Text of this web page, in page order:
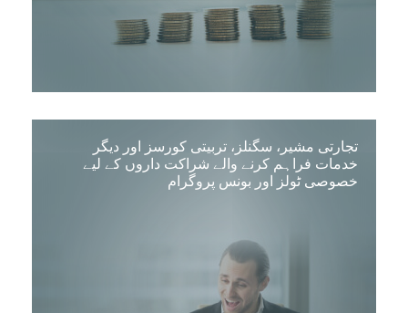
تجارتی مشیر، سگنلز، تربیتی کورسز اور دیگر
خدمات فراہم کرنے والے شراکت داروں کے لیے
خصوصی ٹولز اور بونس پروگرام